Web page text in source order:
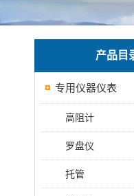
产品目
专用仪器仪表
高阻计
罗盘仪
托管